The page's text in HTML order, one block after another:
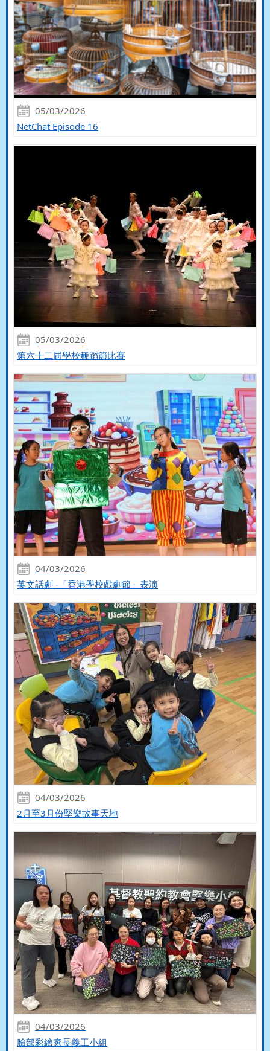
05/03/2026
NetChat Episode 16
05/03/2026
第六十二屆學校舞蹈節比賽
04/03/2026
英文話劇 -「香港學校戲劇節」表演
04/03/2026
2月至3月份堅樂故事天地
04/03/2026
臉部彩繪家長義工小組